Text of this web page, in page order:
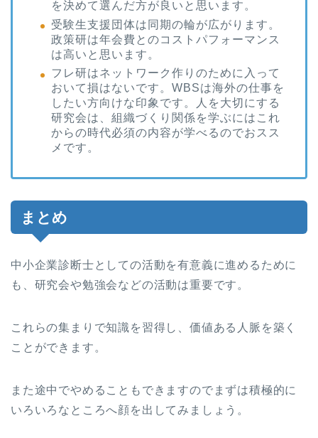
を決めて選んだ方が良いと思います。
受験生支援団体は同期の輪が広がります。
政策研は年会費とのコストパフォーマンス
は高いと思います。
フレ研はネットワーク作りのために入って
おいて損はないです。WBSは海外の仕事を
したい方向けな印象です。人を大切にする
研究会は、組織づくり関係を学ぶにはこれ
からの時代必須の内容が学べるのでおスス
メです。
まとめ
中小企業診断士としての活動を有意義に進めるために
も、研究会や勉強会などの活動は重要です。
これらの集まりで知識を習得し、価値ある人脈を築く
ことができます。
また途中でやめることもできますのでまずは積極的に
いろいろなところへ顔を出してみましょう。